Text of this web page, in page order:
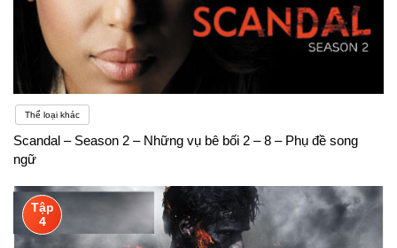
Thể loại khác
Scandal – Season 2 – Những vụ bê bối 2 – 8 – Phụ đề song
ngữ
Tập
4